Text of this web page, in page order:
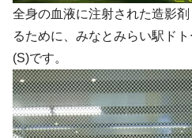
全身の血液に注射された造影
るために、みなとみらい駅ド
(S)です。